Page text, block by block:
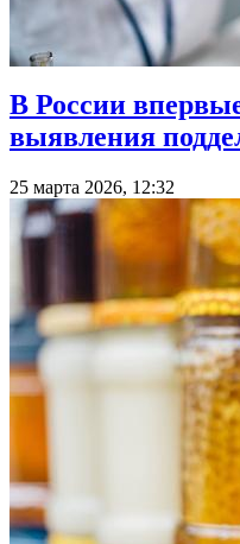
В России
выявления
25 марта 2026, 12:32